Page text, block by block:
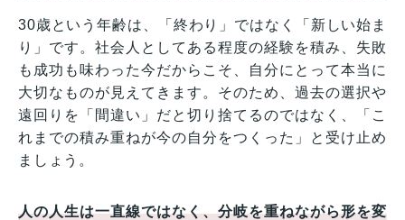
30歳という年齢は、「終わり」ではなく「新しい始ま
り」です。社会人としてある程度の経験を積み、失敗
も成功も味わった今だからこそ、自分にとって本当に
大切なものが見えてきます。そのため、過去の選択や
遠回りを「間違い」だと切り捨てるのではなく、「こ
れまでの積み重ねが今の自分をつくった」と受け止め
ましょう。
人の人生は一直線ではなく、分岐を重ねながら形を変